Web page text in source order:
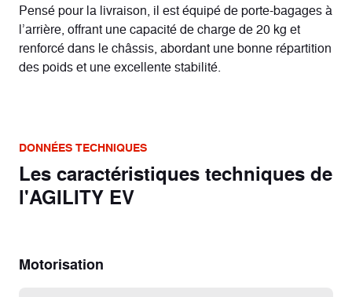
Pensé pour la livraison, il est équipé de porte-bagages à
l’arrière, offrant une capacité de charge de 20 kg et
renforcé dans le châssis, abordant une bonne répartition
des poids et une excellente stabilité.
DONNÉES TECHNIQUES
Les caractéristiques techniques de
l'AGILITY EV
Motorisation